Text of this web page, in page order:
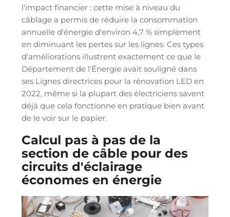
l'impact financier : cette mise à niveau du
câblage a permis de réduire la consommation
annuelle d'énergie d'environ 4,7 % simplement
en diminuant les pertes sur les lignes. Ces types
d'améliorations illustrent exactement ce que le
Département de l'Énergie avait souligné dans
ses Lignes directrices pour la rénovation LED en
2022, même si la plupart des électriciens savent
déjà que cela fonctionne en pratique bien avant
de le voir sur le papier.
Calcul pas à pas de la
section de câble pour des
circuits d'éclairage
économes en énergie